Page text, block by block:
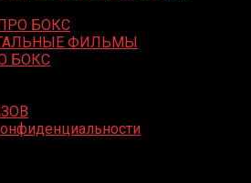
БОКС
ФИЛЬМЫ
БОКС